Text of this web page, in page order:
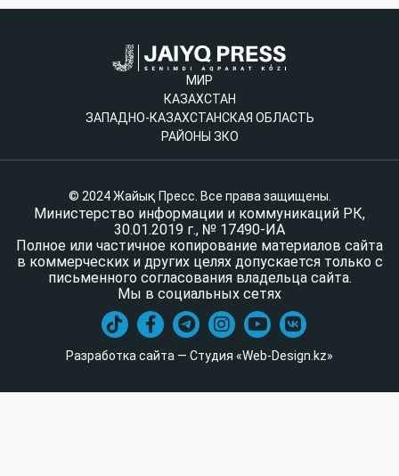
МИР
КАЗАХСТАН
ЗАПАДНО-КАЗАХСТАНСКАЯ ОБЛАСТЬ
РАЙОНЫ ЗКО
© 2024 Жайық Пресс. Все права защищены.
Министерство информации и коммуникаций РК,
30.01.2019 г., № 17490-ИА
Полное или частичное копирование материалов сайта
в коммерческих и других целях допускается только с
письменного согласования владельца сайта.
Мы в социальных сетях
Разработка сайта — Студия «Web-Design.kz»